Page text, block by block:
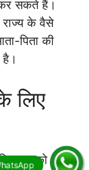
कर सकते हैं।
राज्य के वैसे
पिता की
लिए
आपको